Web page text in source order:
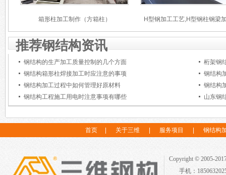
箱形柱加工制作（方箱柱） H型钢加工工艺,H型钢柱钢梁
推荐钢结构资讯
钢结构的生产加工质量控制的几个方面
桁架钢
钢结构箱形柱焊接加工时应注意的事项
钢结构
钢结构加工过程中如何管理好原材料
钢结构
钢结构工程施工用电时注意事项有哪些
山东钢
首页 关于三维 服务项目 钢结构
Copyright © 2005-
手机：